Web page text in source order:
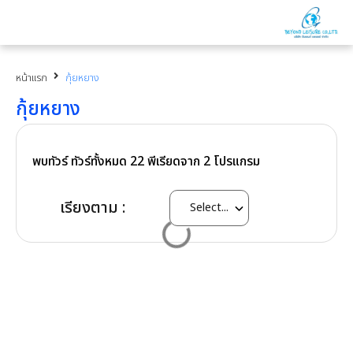
หน้าแรก กุ้ยหยาง
กุ้ยหยาง
พบทัวร์ ทัวร์ทั้งหมด 22พีเรียดจาก 2 โปรแกรม
เรียงตาม :